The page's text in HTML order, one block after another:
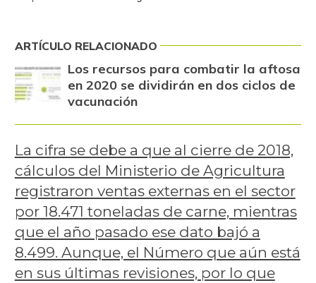
ARTÍCULO RELACIONADO
Los recursos para combatir la aftosa
en 2020 se dividirán en dos ciclos de
vacunación
La cifra se debe a que al cierre de 2018,
cálculos del Ministerio de Agricultura
registraron ventas externas en el sector
por 18.471 toneladas de carne, mientras
que el año pasado ese dato bajó a
8.499. Aunque, el Número que aún está
en sus últimas revisiones, por lo que